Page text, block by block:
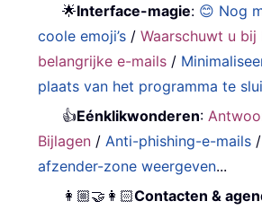
🌟Interface-magie: 😊 Nog
coole emoji’s /Waarschuwt u
belangrijke e-mails /
plaats van het programma te
👍Eénklikwonderen:
Bijlagen / Anti-phishing-e-mails /
afzender-zone weergeven...
👩🏼‍🤝‍👩🏻Contacten &